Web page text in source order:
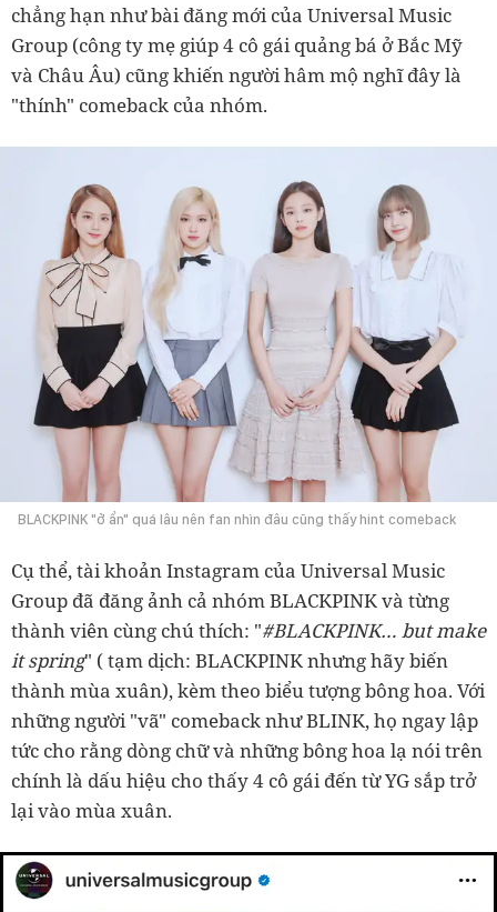
chẳng hạn như bài đăng mới của Universal Music
Group (công ty mẹ giúp 4 cô gái quảng bá ở Bắc Mỹ
và Châu Âu) cũng khiến người hâm mộ nghĩ đây là
"thính" comeback của nhóm.
BLACKPINK "ở ẩn" quá lâu nên fan nhìn đâu cũng thấy hint comeback
Cụ thể, tài khoản Instagram của Universal Music
Group đã đăng ảnh cả nhóm BLACKPINK và từng
thành viên cùng chú thích: "#BLACKPINK… but make
it spring" ( tạm dịch: BLACKPINK nhưng hãy biến
thành mùa xuân), kèm theo biểu tượng bông hoa. Với
những người "vã" comeback như BLINK, họ ngay lập
tức cho rằng dòng chữ và những bông hoa lạ nói trên
chính là dấu hiệu cho thấy 4 cô gái đến từ YG sắp trở
lại vào mùa xuân.